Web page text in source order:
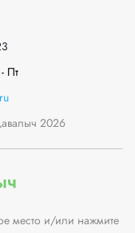
Пт
2026
место и/или нажмите